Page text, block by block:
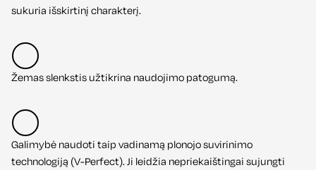
sukuria išskirtinį charakterį.
Žemas slenkstis užtikrina naudojimo patogumą.
Galimybė naudoti taip vadinamą plonojo suvirinimo
technologiją (V-Perfect). Ji leidžia nepriekaištingai sujungti